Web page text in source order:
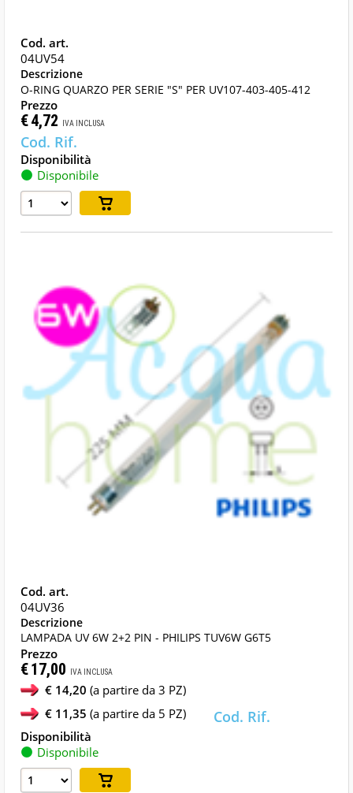
04UV54
O-RING QUARZO PER SERIE "S" PER UV107-403-405-412
€4,72 IVA INCLUSA
Disponibile
04UV36
LAMPADA UV 6W 2+2 PIN - PHILIPS TUV6W G6T5
€17,00 IVA INCLUSA
€ 14,20 (a partire da 3 PZ)
€ 11,35 (a partire da 5 PZ)
Disponibile